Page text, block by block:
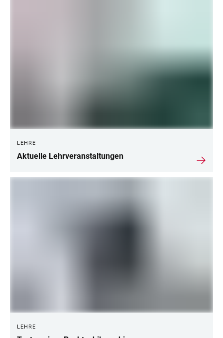
LEHRE
Aktuelle Lehrveranstaltungen
LEHRE